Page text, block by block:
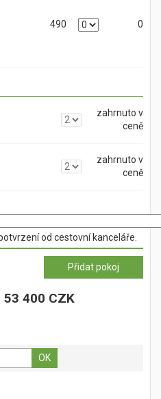
490 0
zahrnuto v
ceně
zahrnuto v
ceně
od cestovní kanceláře.
53 400 CZK